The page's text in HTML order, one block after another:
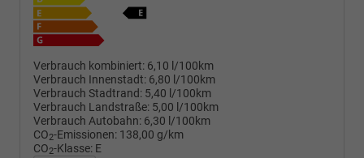
Verbrauch kombiniert: 6,10 l/100km
Verbrauch Innenstadt: 6,80 l/100km
Verbrauch Stadtrand: 5,40 l/100km
Verbrauch Landstraße: 5,00 l/100km
Verbrauch Autobahn: 6,30 l/100km
CO2-Emissionen: 138,00 g/km
CO2-Klasse: E